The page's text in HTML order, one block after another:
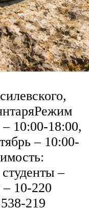
10:00-18:00,
– 10:00-
–
10-220
219